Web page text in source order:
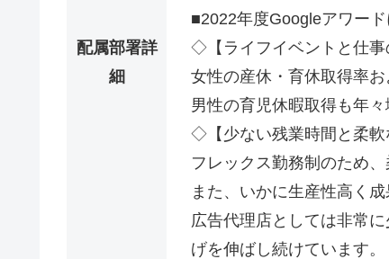
配属部署詳
細
■2022年度Googleアワー
◇【ライフイベントと仕事
女性の産休・育休取得率
男性の育児休暇取得も年々
◇【少ない残業時間と柔軟
フレックス勤務制のため
また、いかに生産性高く
広告代理店としては非常
げを伸ばし続けています。